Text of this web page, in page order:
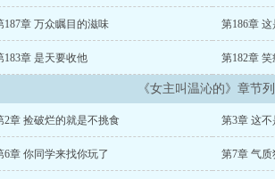
187章 万众瞩目的滋味 第186章
183章 是天要收他 第182章 笑
《女主叫温沁的》章节
2章 捡破烂的就是不挑食 第3章 这
6章 你同学来找你玩了 第7章 气